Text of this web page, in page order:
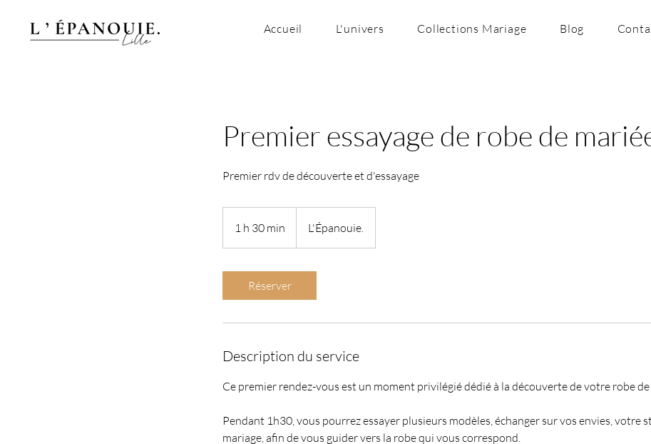
Accueil L'univers Collections Mariage Blog
Premier essayage de robe de
Premier rdv de découverte et d'essayage
1 h 30 min
3
i
L'Épanouie.
Réserver
Description du service
Ce premier rendez-vous est un moment privilégié dédié à la découverte de votre robe
Pendant 1h30, vous pourrez essayer plusieurs modèles, échanger sur vos envies, votre
mariage, afin de vous guider vers la robe qui vous correspond.